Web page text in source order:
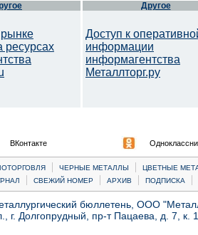
ресурсах
Другое
Доступ к
информации
информагентства
Металлторг.ру
ВКонтакте
| ЧЕРНЫЕ МЕТАЛЛЫ |
ЦВЕТНЫЕ
| СВЕЖИЙ НОМЕР | АРХИВ | ПОДПИСКА |
бюллетень, ООО
г. Долгопрудный, пр-т Пацаева, д. 7,